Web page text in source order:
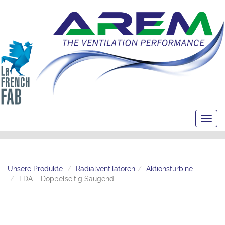
Unsere Produkte Radialventilatoren
Aktionsturbine
TDA – Doppelseitig Saugend